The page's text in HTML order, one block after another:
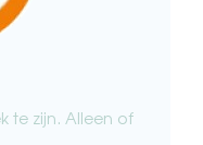
te zijn. Alleen of